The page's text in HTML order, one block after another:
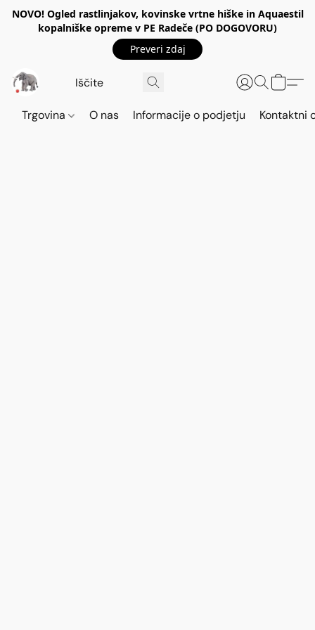
NOVO! Ogled rastlinjakov, kovinske vrtne hiške in Aquaestil
kopalniške opreme v PE Radeče (PO DOGOVORU)
Preveri zdaj
Trgovina O nas Informacije o podjetju Kontaktni